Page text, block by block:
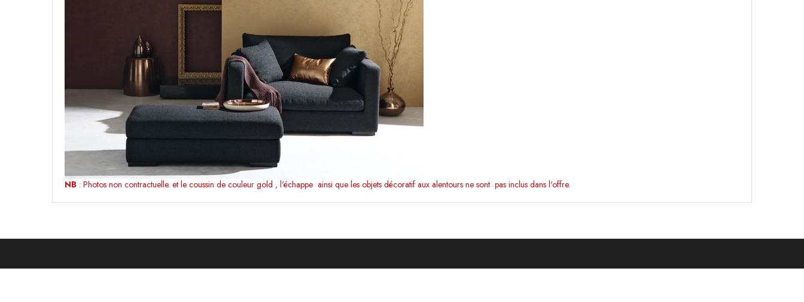
NB : Photos non contractuelle. et le coussin de couleur gold , l'échappe ainsi que les objets décoratif aux alentours ne sont pas inclus dans l'offre.